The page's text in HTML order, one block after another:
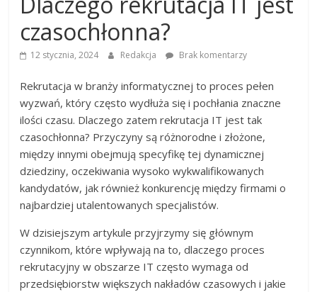
dobrać
najlepszą
drukarkę
czasochłonna?
12 stycznia, 2024 Redakcja Brak komentarzy
Rekrutacja w branży informatycznej to proces pełen
wyzwań, który często wydłuża się i pochłania znaczne
ilości czasu. Dlaczego zatem rekrutacja IT jest tak
czasochłonna? Przyczyny są różnorodne i złożone,
między innymi obejmują specyfikę tej dynamicznej
dziedziny, oczekiwania wysoko wykwalifikowanych
kandydatów, jak również konkurencję między firmami o
najbardziej utalentowanych specjalistów.
W dzisiejszym artykule przyjrzymy się głównym
czynnikom, które wpływają na to, dlaczego proces
rekrutacyjny w obszarze IT często wymaga od
przedsiębiorstw większych nakładów czasowych i jakie